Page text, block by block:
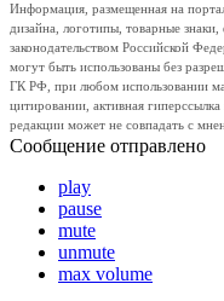
Информация, размещенная на
дизайна, логотипы, товарные
законодательством Российской
могут быть использованы без
ГК РФ, при любом использовании
цитировании, активная
редакции может не совпадать с
Сообщение отправлено
play
pause
mute
unmute
max volume